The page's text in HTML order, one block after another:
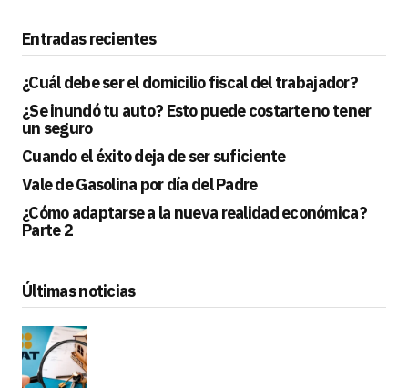
Entradas recientes
¿Cuál debe ser el domicilio fiscal del trabajador?
¿Se inundó tu auto? Esto puede costarte no tener
un seguro
Cuando el éxito deja de ser suficiente
Vale de Gasolina por día del Padre
¿Cómo adaptarse a la nueva realidad económica?
Parte 2
Últimas noticias